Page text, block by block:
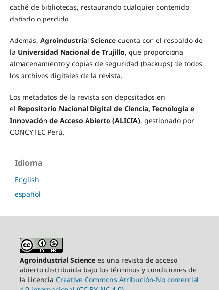
caché de bibliotecas, restaurando cualquier contenido
dañado o perdido.
Además, Agroindustrial Sciencecuenta con el respaldo de
la Universidad Nacional de Trujillo, que proporciona
almacenamiento y copias de seguridad (backups) de todos
los archivos digitales de la revista.
Los metadatos de la revista son depositados en
el Repositorio Nacional Digital de Ciencia, Tecnología e
Innovación de Acceso Abierto (ALICIA), gestionado por
CONCYTEC Perú.
Idioma
English
español
Agroindustrial Sciencees una revista de acceso
abierto distribuida bajo los términos y condiciones de
la Licencia Creative Commons Atribución-No comercial